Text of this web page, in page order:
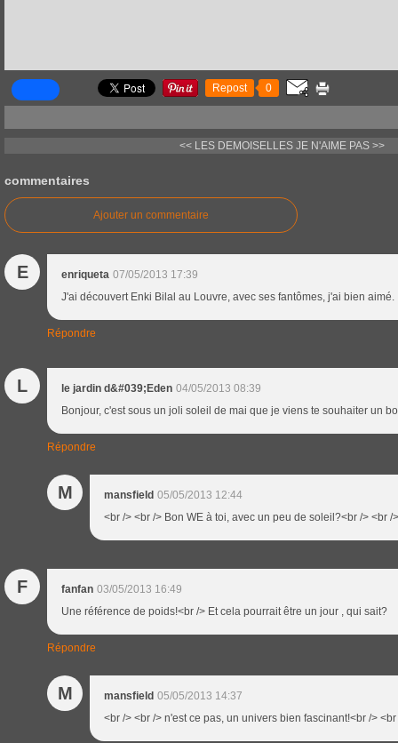
Repost 0
<< LES DEMOISELLES JE N'AIME PAS >>
commentaires
Ajouter un commentaire
E enriqueta 07/05/2013 17:39
J'ai découvert Enki Bilal au Louvre, avec ses fantômes, j'ai bien aimé.
Répondre
L le jardin d&#039;Eden 04/05/2013 08:39
Bonjour, c'est sous un joli soleil de mai que je viens te souhaiter un
Répondre
M mansfield 05/05/2013 12:44
<br /> <br /> Bon WE à toi, avec un peu de soleil?<br /> <br /
F fanfan 03/05/2013 16:49
Une référence de poids!<br /> Et cela pourrait être un jour , qui sait?
Répondre
M mansfield 05/05/2013 14:37
<br /> <br /> n'est ce pas, un univers bien fascinant!<br />